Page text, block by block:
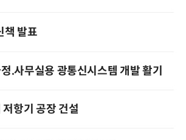
책 발표
.사무실용 광통신시스템 개발 활기
항기 공장 건설